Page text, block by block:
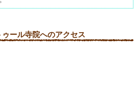
ール寺院へのアクセス